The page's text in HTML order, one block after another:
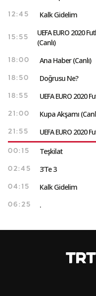
12:45 Kalk Gidelim
15:55
UEFA EURO 2020
(Canlı)
18:00 Ana Haber (Canlı)
18:50 Doğrusu Ne?
18:55 UEFA EURO 2020
21:00 Kupa Akşamı
21:55 UEFA EURO 2020
00:15 Teşkilat
02:45 3'Te 3
04:15 Kalk Gidelim
06:25 .